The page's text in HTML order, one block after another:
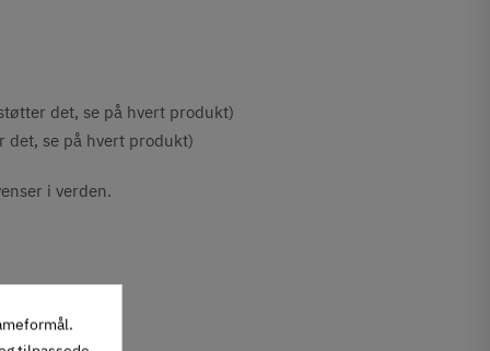
det, se på hvert produkt)
det, se på hvert produkt)
i verden.